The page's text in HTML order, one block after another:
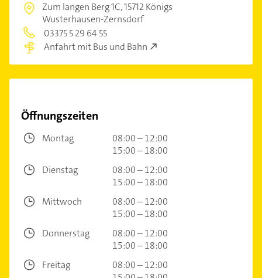
Zum langen Berg 1C,15712 Königs
Wusterhausen-Zernsdorf
03375 5 29 64 55
Anfahrt mit Bus und Bahn
Öffnungszeiten
Montag
08:00 – 12:00
15:00 – 18:00
Dienstag
08:00 – 12:00
15:00 – 18:00
Mittwoch
08:00 – 12:00
15:00 – 18:00
Donnerstag
08:00 – 12:00
15:00 – 18:00
Freitag
08:00 – 12:00